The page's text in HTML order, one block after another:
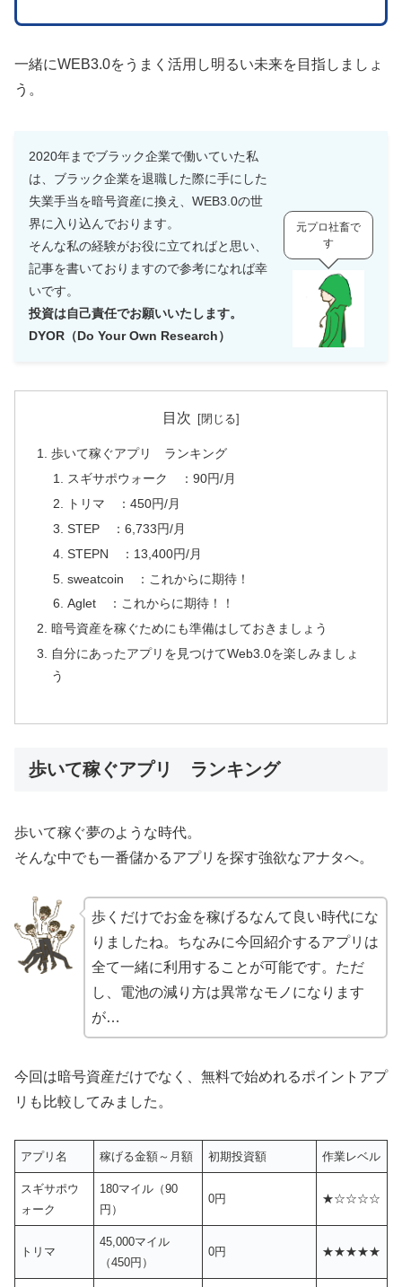
一緒にWEB3.0をうまく活用し明るい未来を目指しましょ
う。
2020年までブラック企業で働いていた私
は、ブラック企業を退職した際に手にした
失業手当を暗号資産に換え、WEB3.0の世
界に入り込んでおります。
そんな私の経験がお役に立てればと思い、
記事を書いておりますので参考になれば幸
いです。
投資は自己責任でお願いいたします。
DYOR（Do Your Own Research）
元プロ社畜で
す
目次
歩いて稼ぐアプリ ランキング
スギサポウォーク ：90円/月
トリマ ：450円/月
STEP ：6,733円/月
STEPN ：13,400円/月
sweatcoin ：これからに期待！
Aglet ：これからに期待！！
暗号資産を稼ぐためにも準備はしておきましょう
自分にあったアプリを見つけてWeb3.0を楽しみましょ
う
歩いて稼ぐアプリ ランキング
歩いて稼ぐ夢のような時代。
そんな中でも一番儲かるアプリを探す強欲なアナタへ。
歩くだけでお金を稼げるなんて良い時代にな
りましたね。ちなみに今回紹介するアプリは
全て一緒に利用することが可能です。ただ
し、電池の減り方は異常なモノになります
が…
今回は暗号資産だけでなく、無料で始めれるポイントアプ
リも比較してみました。
アプリ名 稼げる金額～月額 初期投資額 作業レベル
スギサポウ
ォーク
180マイル（90
円）
0円 ★☆☆☆☆
トリマ
45,000マイル
（450円）
0円 ★★★★★